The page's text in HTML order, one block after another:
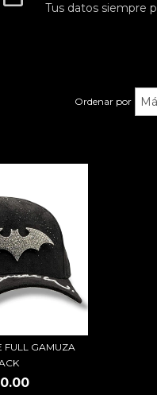
Tus datos siempre
Ordenar por
FULL GAMUZA